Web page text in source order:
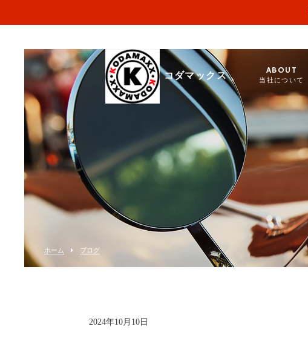
コダマックス
ABOUT
当社について
ホーム ブログ
2024年10月10日